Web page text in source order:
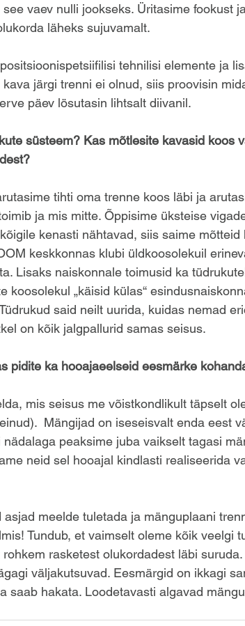
vaev nulli jookseks. Üritasime fookust
läheks sujuvamalt.
tehnilisi elemente ja
järgi trenni ei olnud, siis proovisin
päev lösutasin lihtsalt diivanil.
süsteem? Kas mõtlesite kavasid koos
tihti oma trenne koos läbi ja
ja mis mitte. Õppisime üksteise
kenasti nähtavad, siis saime mõtteid
keskkonnas klubi üldkoosolekuil
Lisaks naiskonnale toimusid ka
koosolekul „käisid külas“
said neilt uurida, kuidas nemad
on kõik jalgpallurid samas seisus.
pidite ka hooajaeelseid eesmärke
mis seisus me võistkondlikult täpselt
Mängijad on iseseisvalt enda eest
peaksime juba vaikselt tagasi
neid sel hooajal kindlasti realiseerida
meelde tuletada ja mänguplaani
Tundub, et vaimselt oleme kõik veelgi
rasketest olukordadest läbi
väljakutsuvad. Eesmärgid on ikkagi
saab hakata. Loodetavasti algavad